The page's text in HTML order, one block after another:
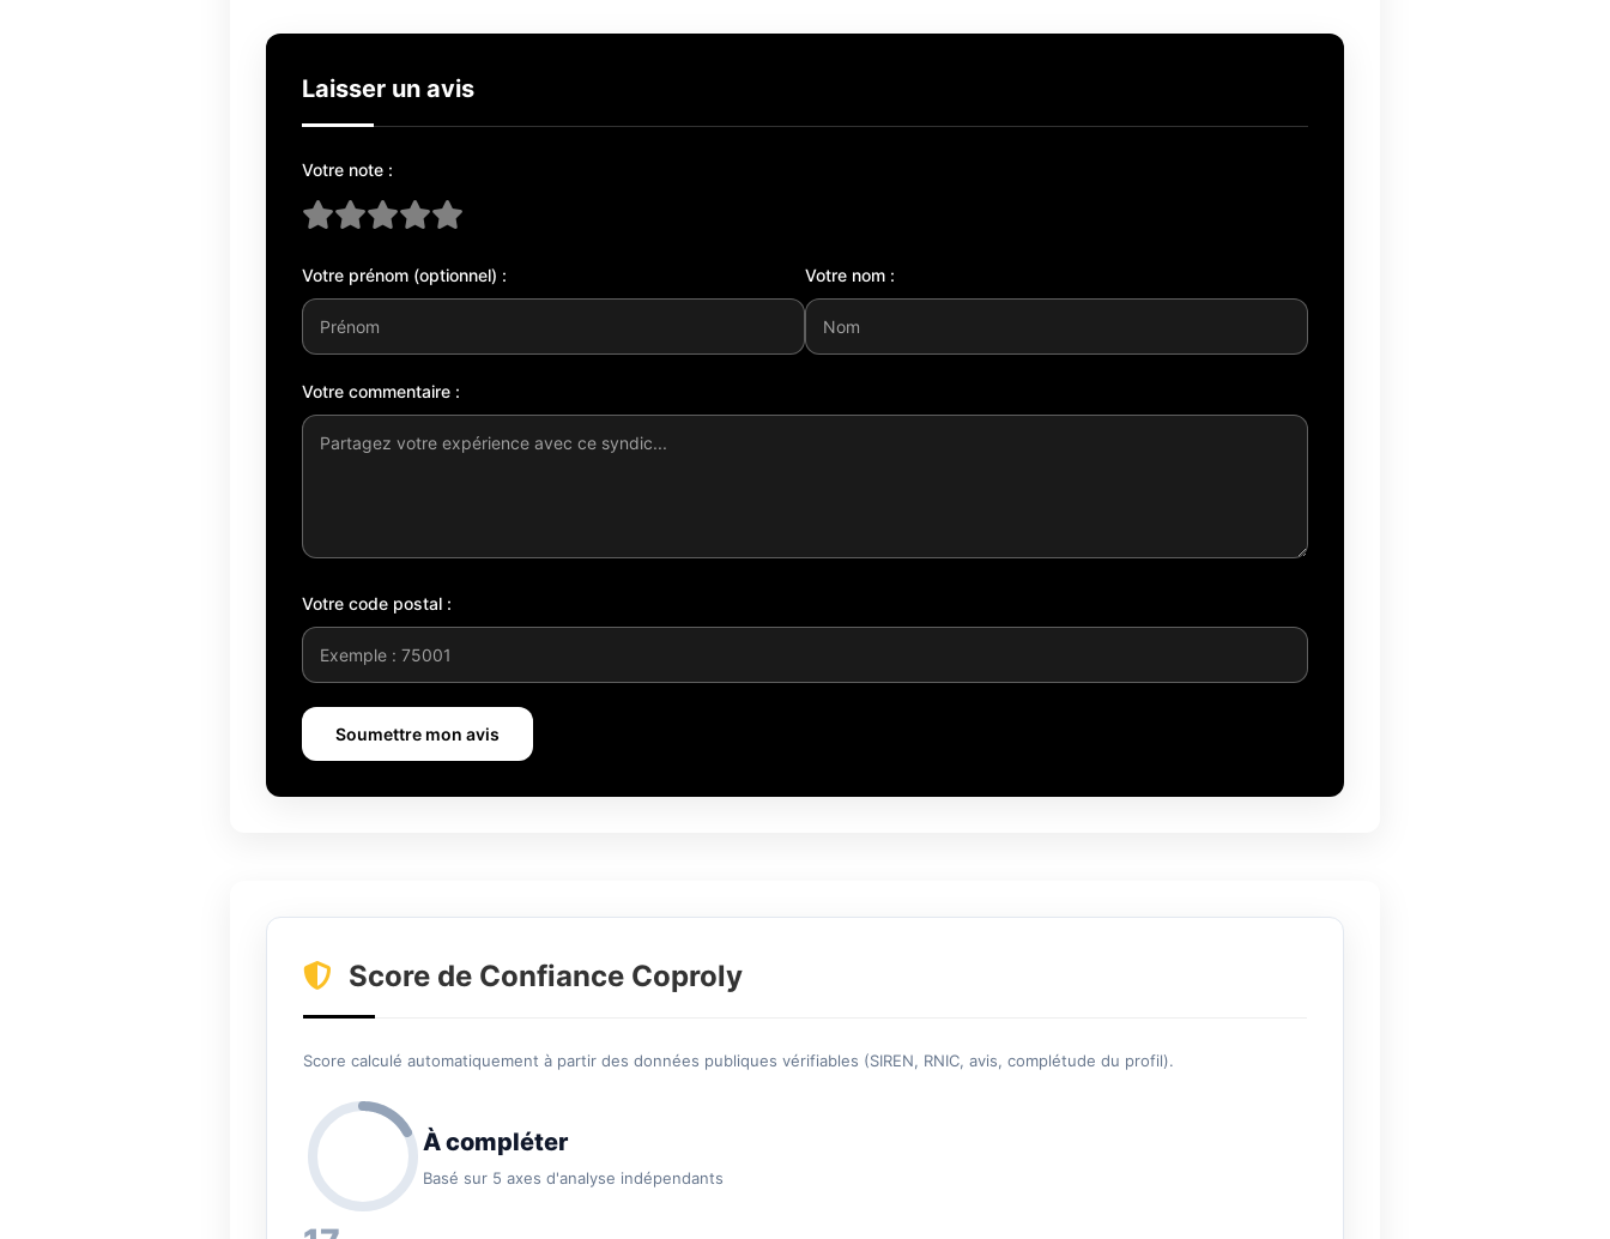
Laisser un avis
Votre note :
Votre prénom (optionnel) : Votre nom :
Votre commentaire :
Votre code postal :
Soumettre mon avis
Score de Confiance Coproly
Score calculé automatiquement à partir des données publiques vérifiables (SIREN, RNIC, avis, complétude du profil).
À compléter
Basé sur 5 axes d'analyse indépendants